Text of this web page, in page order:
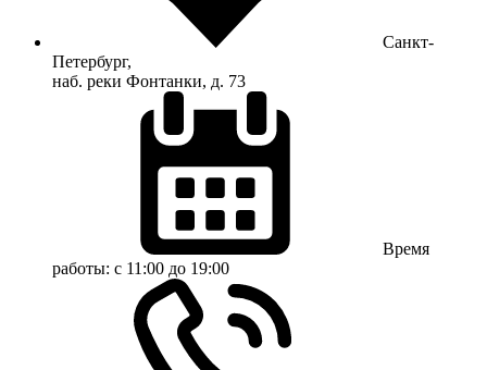
Санкт-
Петербург,
наб. реки Фонтанки, д. 73
Время
работы: с 11:00 до 19:00